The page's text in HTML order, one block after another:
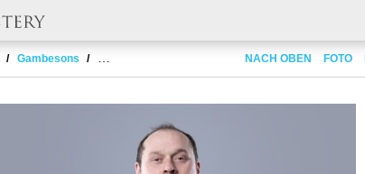
Gambesons HEMA style gambeson with diamond stitching
NACH OBEN FOTO